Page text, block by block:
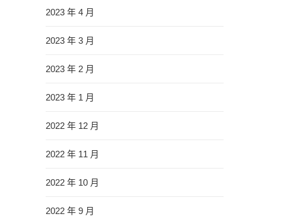
2023 年 4 月
2023 年 3 月
2023 年 2 月
2023 年 1 月
2022 年 12 月
2022 年 11 月
2022 年 10 月
2022 年 9 月